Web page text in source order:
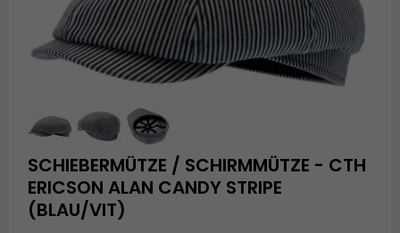
SCHIEBERMÜTZE / SCHIRMMÜTZE - CTH
ERICSON ALAN CANDY STRIPE
(BLAU/VIT)